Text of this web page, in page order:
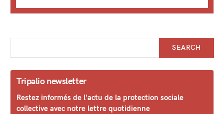
SEARCH
Tripalio newsletter
Restez informés de l'actu de la protection sociale
collective avec notre lettre quotidienne